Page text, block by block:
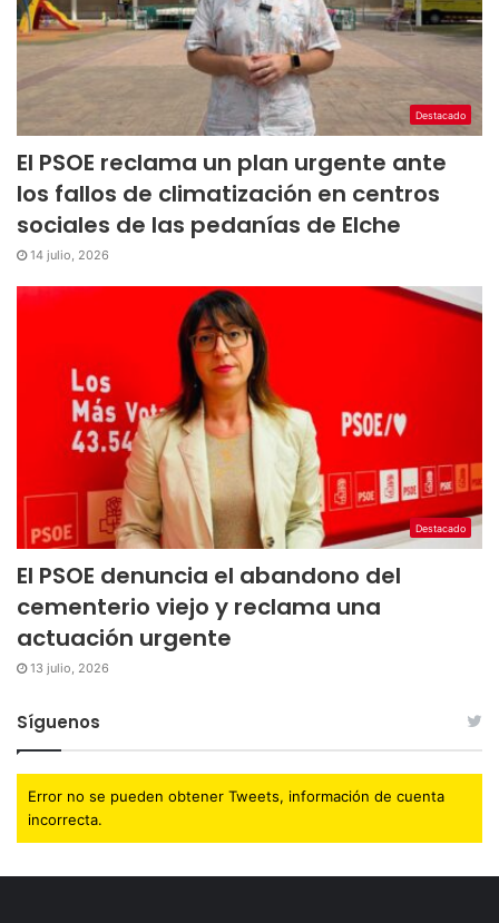
Destacado
El PSOE reclama un plan urgente ante
los fallos de climatización en centros
sociales de las pedanías de Elche
14 julio, 2026
Destacado
El PSOE denuncia el abandono del
cementerio viejo y reclama una
actuación urgente
13 julio, 2026
Síguenos
Error no se pueden obtener Tweets, información de cuenta
incorrecta.